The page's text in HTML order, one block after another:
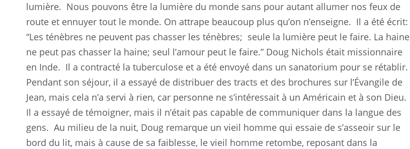
lumière. Nous pouvons être la lumière du monde sans pour autant allumer nos feux de
route et ennuyer tout le monde. On attrape beaucoup plus qu’on n’enseigne. Il a été écrit:
“Les ténèbres ne peuvent pas chasser les ténèbres; seule la lumière peut le faire. La haine
ne peut pas chasser la haine; seul l’amour peut le faire.” Doug Nichols était missionnaire
en Inde. Il a contracté la tuberculose et a été envoyé dans un sanatorium pour se rétablir.
Pendant son séjour, il a essayé de distribuer des tracts et des brochures sur l’Évangile de
Jean, mais cela n’a servi à rien, car personne ne s’intéressait à un Américain et à son Dieu.
Il a essayé de témoigner, mais il n’était pas capable de communiquer dans la langue des
gens. Au milieu de la nuit, Doug remarque un vieil homme qui essaie de s’asseoir sur le
bord du lit, mais à cause de sa faiblesse, le vieil homme retombe, reposant dans la